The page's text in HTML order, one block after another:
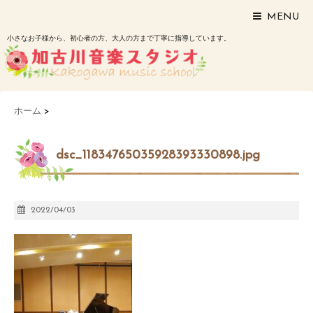
MENU
小さなお子様から、初心者の方、大人の方まで丁寧に指導しています。
ホーム >
dsc_11834765035928393330898.jpg
2022/04/03